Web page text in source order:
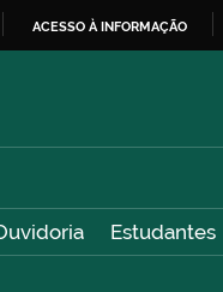
ACESSO À INFORMAÇÃO
Estudantes